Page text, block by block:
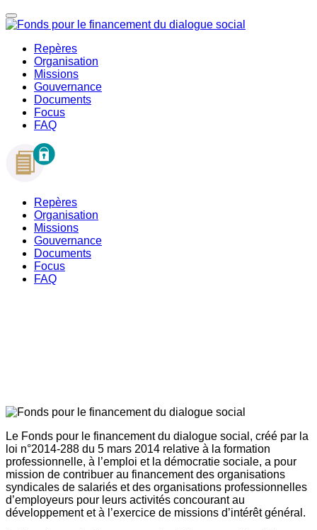
Repères
Organisation
Missions
Gouvernance
Documents
Focus
FAQ
Repères
Organisation
Missions
Gouvernance
Documents
Focus
FAQ
Le Fonds pour le financement du dialogue social, créé par la
loi n°2014-288 du 5 mars 2014 relative à la formation
professionnelle, à l’emploi et la démocratie sociale, a pour
mission de contribuer au financement des organisations
syndicales de salariés et des organisations professionnelles
d’employeurs pour leurs activités concourant au
développement et à l’exercice de missions d’intérêt général.